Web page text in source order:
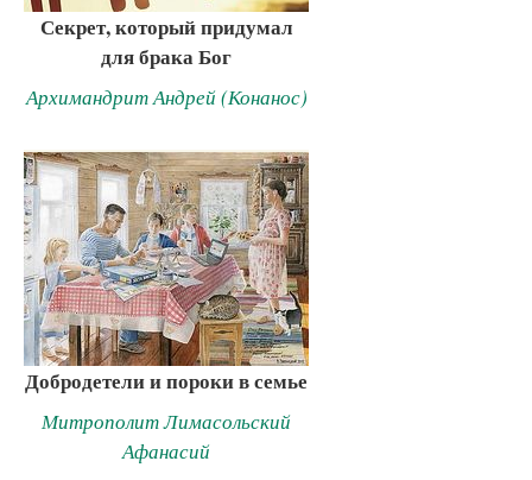
Секрет, который придумал
для брака Бог
Архимандрит Андрей (Конанос)
Добродетели и пороки в семье
Митрополит Лимасольский
Афанасий